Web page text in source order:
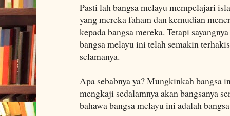
Pasti lah bangsa melayu mempelajari
yang mereka faham dan kemudian
kepada bangsa mereka. Tetapi
bangsa melayu ini telah semakin
selamanya.
Apa sebabnya ya? Mungkinkah bangsa
mengkaji sedalamnya akan bangsanya
bahawa bangsa melayu ini adalah